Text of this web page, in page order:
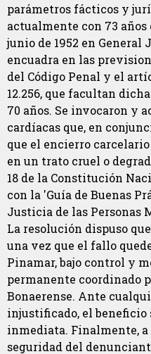
parámetros fácticos y
actualmente con 73 años
junio de 1952 en General
encuadra en las
del Código Penal y el
12.256, que facultan
70 años. Se invocaron y
cardíacas que, en
que el encierro
en un trato cruel o
18 de la Constitución
con la 'Guía de Buenas
Justicia de las Personas
La resolución dispuso
una vez que el fallo
Pinamar, bajo control y
permanente coordinado
Bonaerense. Ante
injustificado, el beneficio
inmediata. Finalmente,
seguridad del